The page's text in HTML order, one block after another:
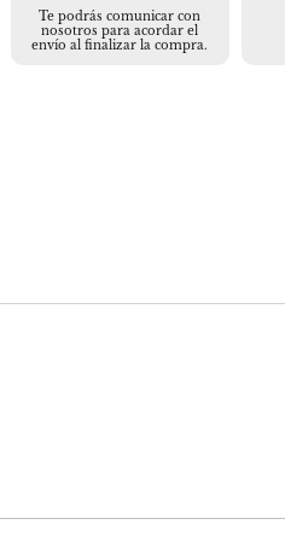
Te podrás comunicar con
nosotros para acordar el
envío al finalizar la compra.